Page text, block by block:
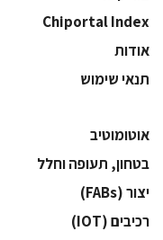
Chiportal Index
אודות
תנאי שימוש
אוטומוטיב
בטחון, תעופה וחלל
‫יצור (‪(FABs‬‬
‫רכיבים‬ (IOT)